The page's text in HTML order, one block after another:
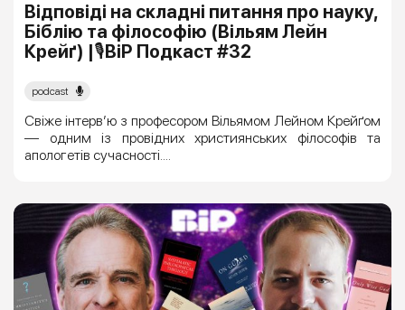
Відповіді на складні питання про науку,
Біблію та філософію (Вільям Лейн
Крейґ) |🎙ВіР Подкаст #32
podcast
Свіже інтерв’ю з професором Вільямом Лейном Крейґом
— одним із провідних християнських філософів та
апологетів сучасності....